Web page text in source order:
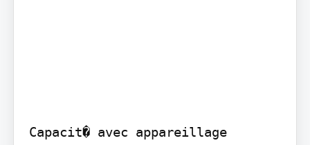
Capacit� avec appareillage